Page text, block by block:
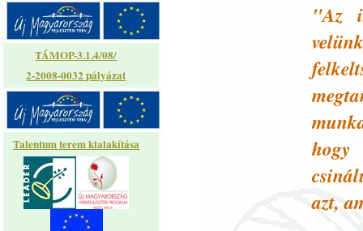
TÁMOP-3.1.4/08/
2-2008-0032 pályázat
Talentum terem kialakítása
"Az
azt,